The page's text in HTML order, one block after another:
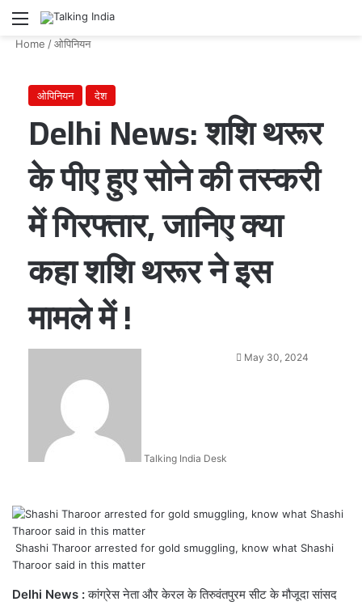
Menu
Home /ओपिनियन
ओपिनियन देश
Delhi News: शशि थरूर
के पीए हुए सोने की तस्करी
में गिरफ्तार, जानिए क्या
कहा शशि थरूर ने इस
मामले में !
Talking India Desk
SendMay 30, 2024
Shashi Tharoor arrested for gold smuggling, know what Shashi
Tharoor said in this matter
Delhi News :कांग्रेस नेता और केरल के तिरुवंतपुरम सीट के मौजूदा सांसद